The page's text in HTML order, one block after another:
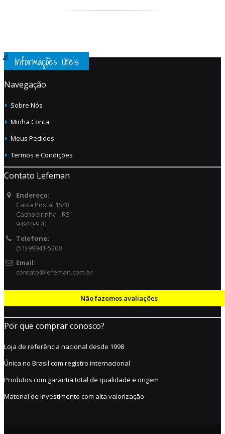
Informações Úteis
Navegação
Sobre Nós
Minha Conta
Meus Pedidos
Termos e Condições
Contato Lefeman
Endereço:
Caixa Postal 1548
Cachoeirinha - RS
94910-970
Telefone:
(51) 99941-5208
Email:
contato@lefeman.com.br
Não fazemos avaliações
Por que comprar conosco?
Loja de referência nacional desde 1998
Única no Brasil com registro internacional
Produtos com garantia total de qualidade e origem
Material de investimento com alta valorização